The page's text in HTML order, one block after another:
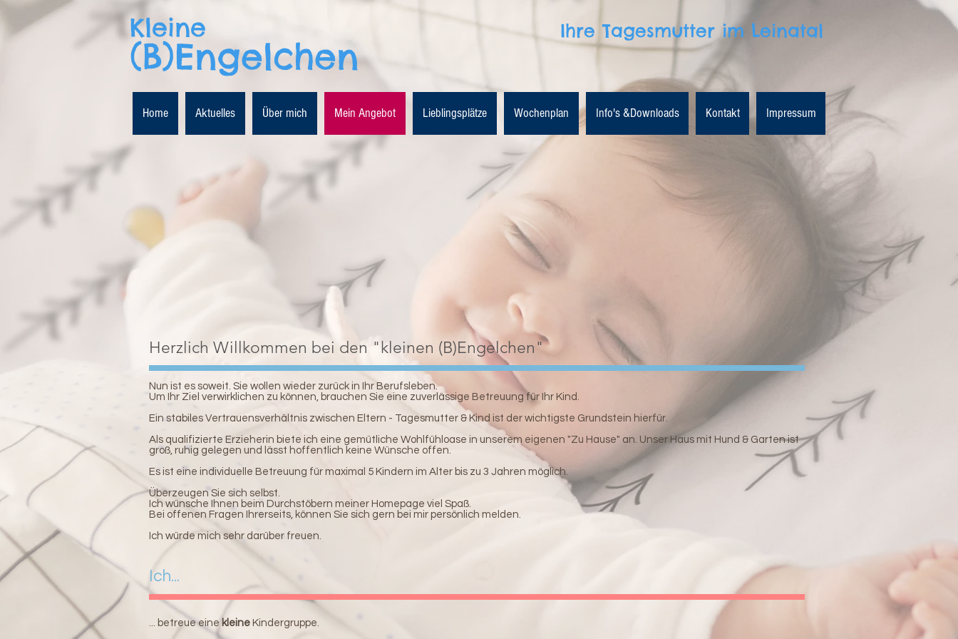
Kleine
(B)Engelchen
Ihre Tagesmutter im Leinatal
Home Aktuelles Über mich Mein Angebot Lieblingsplätze Wochenplan Info's &Downloads Kontakt Impressum
Herzlich Willkommen bei den "kleinen (B)Engelchen"
Nun ist es soweit. Sie wollen wieder zurück in Ihr Berufsleben.
Um Ihr Ziel verwirklichen zu können, brauchen Sie eine zuverlässige Betreuung für Ihr Kind.
Ein stabiles Vertrauensverhältnis zwischen Eltern - Tagesmutter & Kind ist der wichtigste Grundstein hierfür.
Als qualifizierte Erzieherin biete ich eine gemütliche Wohlfühloase in unserem eigenen "Zu Hause" an. Unser Haus mit Hund & Garten ist
groß, ruhig gelegen und lässt hoffentlich keine Wünsche offen.
Es ist eine individuelle Betreuung für maximal 5 Kindern im Alter bis zu 3 Jahren möglich.
Überzeugen Sie sich selbst.
Ich wünsche Ihnen beim Durchstöbern meiner Homepage viel Spaß.
Bei offenen Fragen Ihrerseits, können Sie sich gern bei mir persönlich melden.
Ich würde mich sehr darüber freuen.
​Ich...
... betreue eine kleine Kindergruppe.